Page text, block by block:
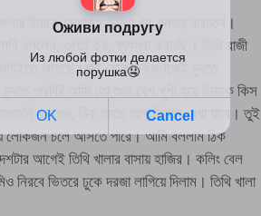
উনাকে চুদতাম। উনিও খুব এনজয় করতেন।
বললেন, ওয়েট কর, ব্যবস্থা করতছি। তিথি রাজী
আসছে।যাই হোক একজনকেই চুদতে
পারবি? আমি তো শুনে বেশ খুশী হয়ে উনাকে কিস
বললেন, ঠিক আছে আগামীকাল দেখা যাবে। তুই
লোকজন চলে আসতে পারে। আমি বললাম ঠিক
আগেই তিথি খালার বাসায় হাজির। কলিং বেল
ভিতরে ঢুকে দরজা লাগিয়ে দিলাম। তিথি খালা